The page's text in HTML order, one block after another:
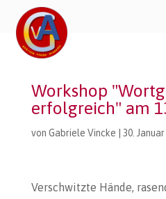
Workshop
erfolgreich" am
von Gabriele Vincke 30.
Verschwitzte Hände,